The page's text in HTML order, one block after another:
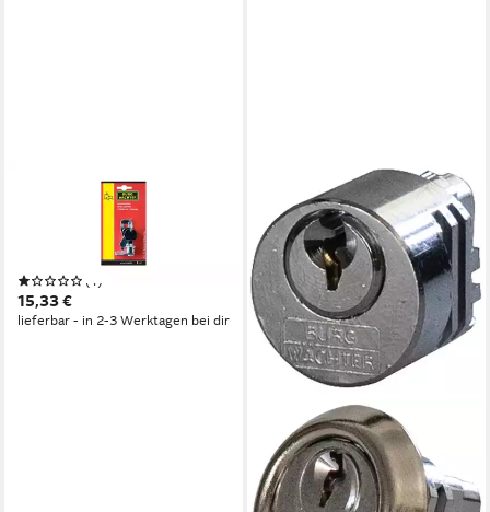
BURG WÄCHTER
Briefkastenschloss Burg-
Wächter Ersatzzylinder BK 92
(1)
15,33 €
lieferbar - in 2-3 Werktagen bei dir